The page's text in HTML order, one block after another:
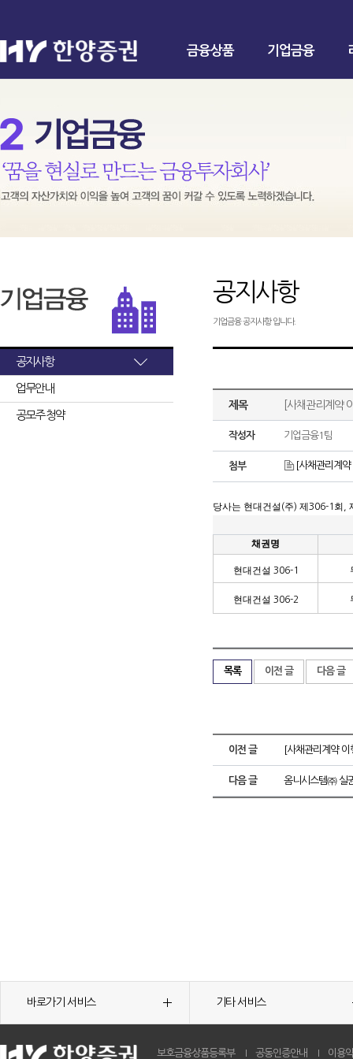
금융상품 기업금융
공지사항
업무안내
공모주 청약
공지사항
기업금융 공지사항 입니다.
제목 [사채관리계약
작성자 기업금융1팀
첨부 [사채관리계
당사는 현대건설 (주) 제 306-1 회
채권명
현대건설 306-1
현대건설 306-2
목록 이전 글 다음 글
이전 글 [사채관리계약
다음 글 옴니시스템㈜ 실
바로가기 서비스 기타 서비스
보호금융상품등록부 공동인증안내 이용